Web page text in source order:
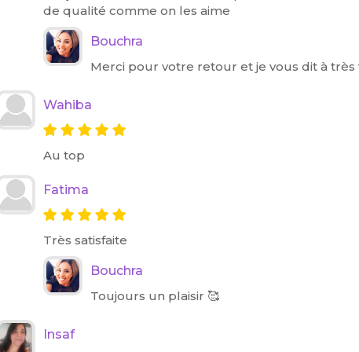
de qualité comme on les aime
Bouchra
Merci pour votre retour et je vous dit à très
Wahiba
Au top
Fatima
Très satisfaite
Bouchra
Toujours un plaisir 🥰
Insaf